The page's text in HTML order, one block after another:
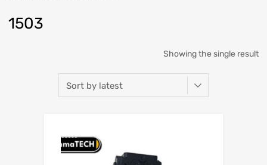
1503
Showing the single result